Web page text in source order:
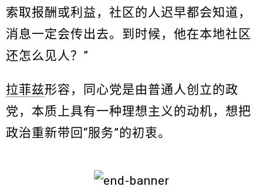
索取报酬或利益，社区的人迟早都会知道，
消息一定会传出去。到时候，他在本地社区
还怎么见人？”
拉菲兹形容，同心党是由普通人创立的政
党，本质上具有一种理想主义的动机，想把
政治重新带回“服务”的初衷。